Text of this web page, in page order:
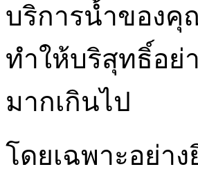
บริการน้ำของคุ
ทำให้บริสุทธิ์อย่
มากเกินไป
โดยเฉพาะอย่า